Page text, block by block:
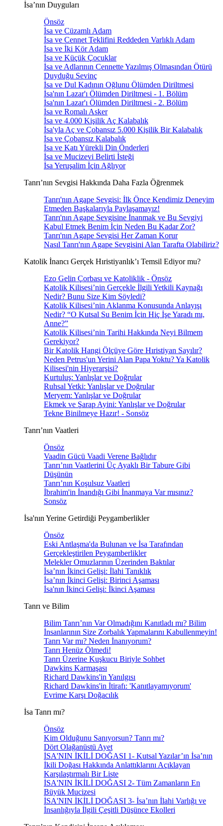
İsa’nın Duyguları
Önsöz
İsa ve Cüzamlı Adam
İsa ve Cennet Teklifini Reddeden Varlıklı Adam
İsa ve İki Kör Adam
İsa ve Küçük Çocuklar
İsa ve Adlarının Cennette Yazılmış Olmasından Ötürü
Duyduğu Sevinç
İsa ve Dul Kadının Oğlunu Ölümden Diriltmesi
İsa'nın Lazar'ı Ölümden Diriltmesi - 1. Bölüm
İsa'nın Lazar'ı Ölümden Diriltmesi - 2. Bölüm
İsa ve Romalı Asker
İsa ve 4.000 Kişilik Aç Kalabalık
İsa'yla Aç ve Çobansız 5.000 Kişilik Bir Kalabalık
İsa ve Çobansız Kalabalık
İsa ve Katı Yürekli Din Önderleri
İsa ve Mucizevi Belirti İsteği
İsa Yeruşalim İçin Ağlıyor
Tanrı’nın Sevgisi Hakkında Daha Fazla Öğrenmek
Tanrı'nın Agape Sevgisi: İlk Önce Kendimiz Deneyim
Etmeden Başkalarıyla Paylaşamayız!
Tanrı'nın Agape Sevgisine İnanmak ve Bu Sevgiyi
Kabul Etmek Benim İçin Neden Bu Kadar Zor?
Tanrı'nın Agape Sevgisi Her Zaman Korur
Nasıl Tanrı'nın Agape Sevgisini Alan Tarafta Olabiliriz?
Katolik İnancı Gerçek Hıristiyanlık’ı Temsil Ediyor mu?
Ezo Gelin Çorbası ve Katoliklik - Önsöz
Katolik Kilisesi’nin Gerçekle İlgili Yetkili Kaynağı
Nedir? Bunu Size Kim Söyledi?
Katolik Kilisesi’nin Aklanma Konusunda Anlayışı
Nedir? “O Kutsal Su Benim İçin Hiç İşe Yaradı mı,
Anne?”
Katolik Kilisesi’nin Tarihi Hakkında Neyi Bilmem
Gerekiyor?
Bir Katolik Hangi Ölçüye Göre Hıristiyan Sayılır?
Neden Petrus'un Yerini Alan Papa Yoktu? Ya Katolik
Kilisesi'nin Hiyerarşisi?
Kurtuluş: Yanlışlar ve Doğrular
Ruhsal Yetki: Yanlışlar ve Doğrular
Meryem: Yanlışlar ve Doğrular
Ekmek ve Şarap Ayini: Yanlışlar ve Doğrular
Tekne Binilmeye Hazır! - Sonsöz
Tanrı’nın Vaatleri
Önsöz
Vaadin Gücü Vaadi Verene Bağlıdır
Tanrı’nın Vaatlerini Üç Ayaklı Bir Tabure Gibi
Düşünün
Tanrı’nın Koşulsuz Vaatleri
İbrahim'in İnandığı Gibi İnanmaya Var mısınız?
Sonsöz
İsa'nın Yerine Getirdiği Peygamberlikler
Önsöz
Eski Antlaşma'da Bulunan ve İsa Tarafından
Gerçekleştirilen Peygamberlikler
Melekler Omuzlarının Üzerinden Baktılar
İsa’nın İkinci Gelişi: İlahi Tanıklık
İsa’nın İkinci Gelişi: Birinci Aşaması
İsa'nın İkinci Gelişi: İkinci Aşaması
Tanrı ve Bilim
Bilim Tanrı’nın Var Olmadığını Kanıtladı mı? Bilim
İnsanlarının Size Zorbalık Yapmalarını Kabullenmeyin!
Tanrı Var mı? Neden İnanıyorum?
Tanrı Henüz Ölmedi!
Tanrı Üzerine Kuşkucu Biriyle Sohbet
Dawkins Karmaşası
Richard Dawkins'in Yanılgısı
Richard Dawkins'in İtirafı: 'Kanıtlayamıyorum'
Evrime Karşı Doğacılık
İsa Tanrı mı?
Önsöz
Kim Olduğunu Sanıyorsun? Tanrı mı?
Dört Olağanüstü Ayet
İSA'NIN İKİLİ DOĞASI 1- Kutsal Yazılar’ın İsa’nın
İkili Doğası Hakkında Anlattıklarını Açıklayan
Karşılaştırmalı Bir Liste
İSA'NIN İKİLİ DOĞASI 2- Tüm Zamanların En
Büyük Mucizesi
İSA'NIN İKİLİ DOĞASI 3- İsa’nın İlahi Varlığı ve
İnsanlığıyla İlgili Çeşitli Düşünce Ekolleri